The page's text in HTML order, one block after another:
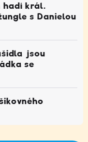
hadí král.
s Danielou
jsou
se